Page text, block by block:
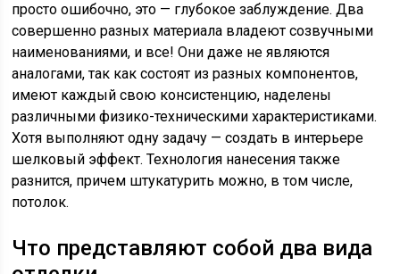
просто ошибочно, это — глубокое заблуждение. Два
совершенно разных материала владеют созвучными
наименованиями, и все! Они даже не являются
аналогами, так как состоят из разных компонентов,
имеют каждый свою консистенцию, наделены
различными физико-техническими характеристиками.
Хотя выполняют одну задачу — создать в интерьере
шелковый эффект. Технология нанесения также
разнится, причем штукатурить можно, в том числе,
потолок.
Что представляют собой два вида